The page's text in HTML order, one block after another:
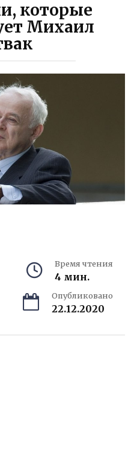
которые
Михаил
Время чтения
4 мин.
Опубликовано
22.12.2020